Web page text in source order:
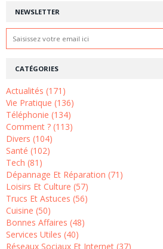
NEWSLETTER
CATÉGORIES
Actualités (171)
Vie Pratique (136)
Téléphonie (134)
Comment ? (113)
Divers (104)
Santé (102)
Tech (81)
Dépannage Et Réparation (71)
Loisirs Et Culture (57)
Trucs Et Astuces (56)
Cuisine (50)
Bonnes Affaires (48)
Services Utiles (40)
Réseaux Sociaux Et Internet (37)